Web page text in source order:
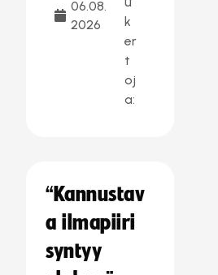
06.08.
2026
k
er
t
oj
a:
“Kannustav
a ilmapiiri
syntyy